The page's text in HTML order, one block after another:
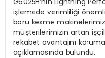
G6025H’nin Lightning
işlemede verimliliği önemli
boru kesme
müşterilerimizin artan
rekabet avantajını
açıklamasında bulundu.